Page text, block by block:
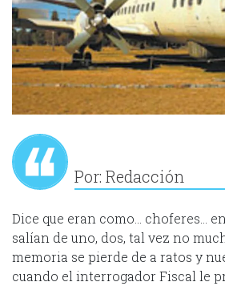
Por: Redacción
Dice que eran como… choferes…
salían de uno, dos, tal vez no
memoria se pierde de a ratos y
cuando el interrogador Fiscal le